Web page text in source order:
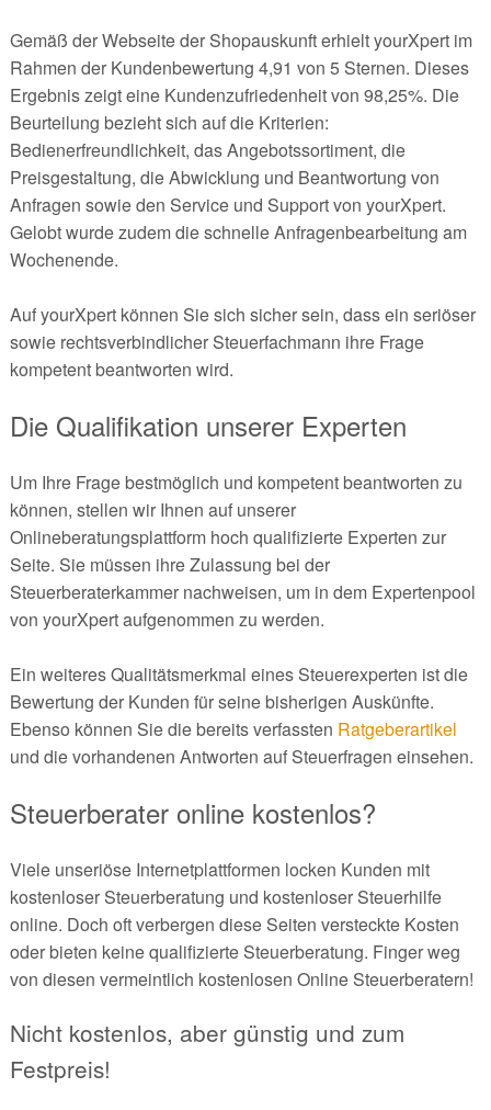
Gemäß der Webseite der Shopauskunft erhielt yourXpert im
Rahmen der Kundenbewertung 4,91 von 5 Sternen. Dieses
Ergebnis zeigt eine Kundenzufriedenheit von 98,25%. Die
Beurteilung bezieht sich auf die Kriterien:
Bedienerfreundlichkeit, das Angebotssortiment, die
Preisgestaltung, die Abwicklung und Beantwortung von
Anfragen sowie den Service und Support von yourXpert.
Gelobt wurde zudem die schnelle Anfragenbearbeitung am
Wochenende.
Auf yourXpert können Sie sich sicher sein, dass ein seriöser
sowie rechtsverbindlicher Steuerfachmann ihre Frage
kompetent beantworten wird.
Die Qualifikation unserer Experten
Um Ihre Frage bestmöglich und kompetent beantworten zu
können, stellen wir Ihnen auf unserer
Onlineberatungsplattform hoch qualifizierte Experten zur
Seite. Sie müssen ihre Zulassung bei der
Steuerberaterkammer nachweisen, um in dem Expertenpool
von yourXpert aufgenommen zu werden.
Ein weiteres Qualitätsmerkmal eines Steuerexperten ist die
Bewertung der Kunden für seine bisherigen Auskünfte.
Ebenso können Sie die bereits verfassten Ratgeberartikel
und die vorhandenen Antworten auf Steuerfragen einsehen.
Steuerberater online kostenlos?
Viele unseriöse Internetplattformen locken Kunden mit
kostenloser Steuerberatung und kostenloser Steuerhilfe
online. Doch oft verbergen diese Seiten versteckte Kosten
oder bieten keine qualifizierte Steuerberatung. Finger weg
von diesen vermeintlich kostenlosen Online Steuerberatern!
Nicht kostenlos, aber günstig und zum
Festpreis!